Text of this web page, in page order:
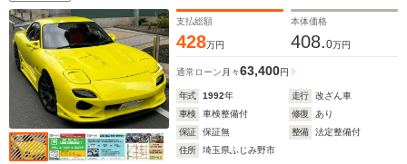
支払総額
428万円
本体価格
408.0万円
通常ローン 月々63,400円
年式 1992年 走行
改ざん車
車検
車検整備付 修復
あり
保証
保証無 整備
法定整備付
住所
埼玉県ふじみ野市